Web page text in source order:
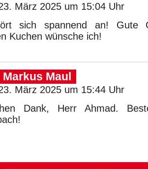
März 2025 um 15:04 Uhr
sich spannend an! Gute
Kuchen wünsche ich!
Markus Maul
März 2025 um 15:44 Uhr
Dank, Herr Ahmad.